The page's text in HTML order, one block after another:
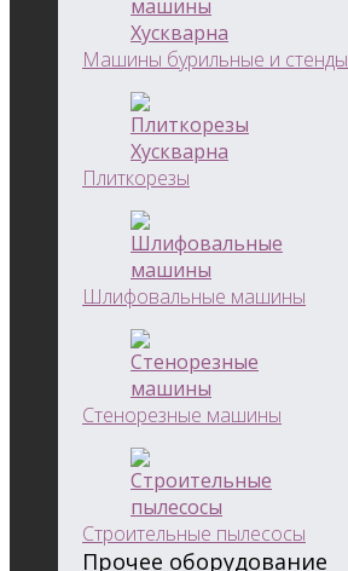
Машины бурильные и стенды
Плиткорезы
Шлифовальные машины
Стенорезные машины
Строительные пылесосы
Прочее оборудование